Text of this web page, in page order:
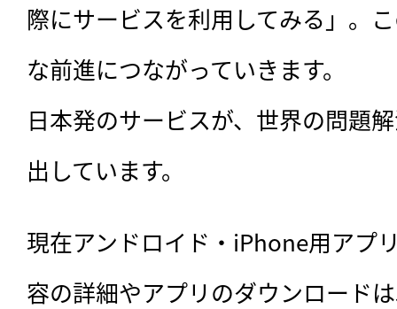
際にサービスを利用してみる」。
な前進につながっていきます。
日本発のサービスが、世界の問題
出しています。
現在アンドロイド・iPhone用アプ
容の詳細やアプリのダウンロード